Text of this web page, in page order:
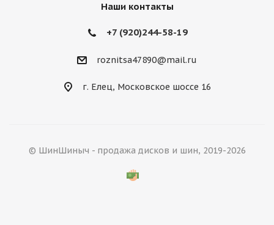
Наши контакты
+7 (920)244-58-19
roznitsa47890@mail.ru
г. Елец, Московское шоссе 16
© ШинШиныч - продажа дисков и шин, 2019-2026